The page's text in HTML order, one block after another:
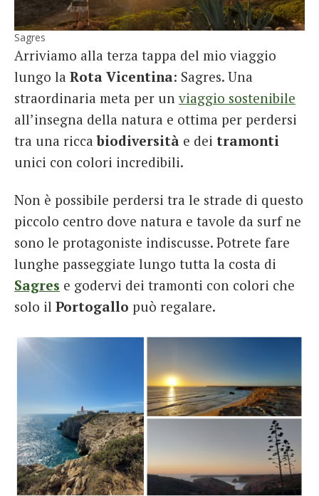
Sagres
Arriviamo alla terza tappa del mio viaggio
lungo la Rota Vicentina: Sagres. Una
straordinaria meta per un viaggio sostenibile
all’insegna della natura e ottima per perdersi
tra una riccabiodiversità e dei tramonti
unici con colori incredibili.
Non è possibile perdersi tra le strade di questo
piccolo centro dove natura e tavole da surf ne
sono le protagoniste indiscusse. Potrete fare
lunghe passeggiate lungo tutta la costa di
Sagres e godervi dei tramonti con colori che
solo il Portogallo può regalare.